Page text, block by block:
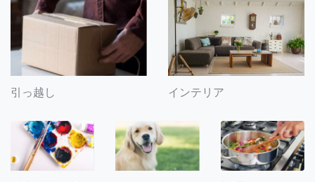
引っ越し インテリア